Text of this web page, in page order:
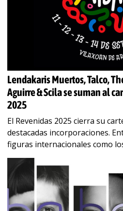
Lendakaris Muertos, Talco,
Aguirre & Scila se suman al
2025
El Revenidas 2025 cierra su
destacadas incorporaciones.
figuras internacionales como
los nombres imprescindibles y